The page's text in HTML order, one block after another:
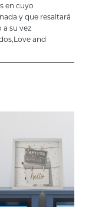
en cuyo
y que resaltará
su vez
and